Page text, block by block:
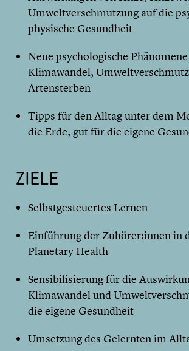
Umweltverschmutzung auf die
physische Gesundheit
Neue psychologische
Klimawandel,
Artensterben
Tipps für den Alltag unter dem
die Erde, gut für die eigene
ZIELE
Selbstgesteuertes Lernen
Einführung der Zuhörer:innen in
Planetary Health
Sensibilisierung für die
Klimawandel und
die eigene Gesundheit
Umsetzung des Gelernten im